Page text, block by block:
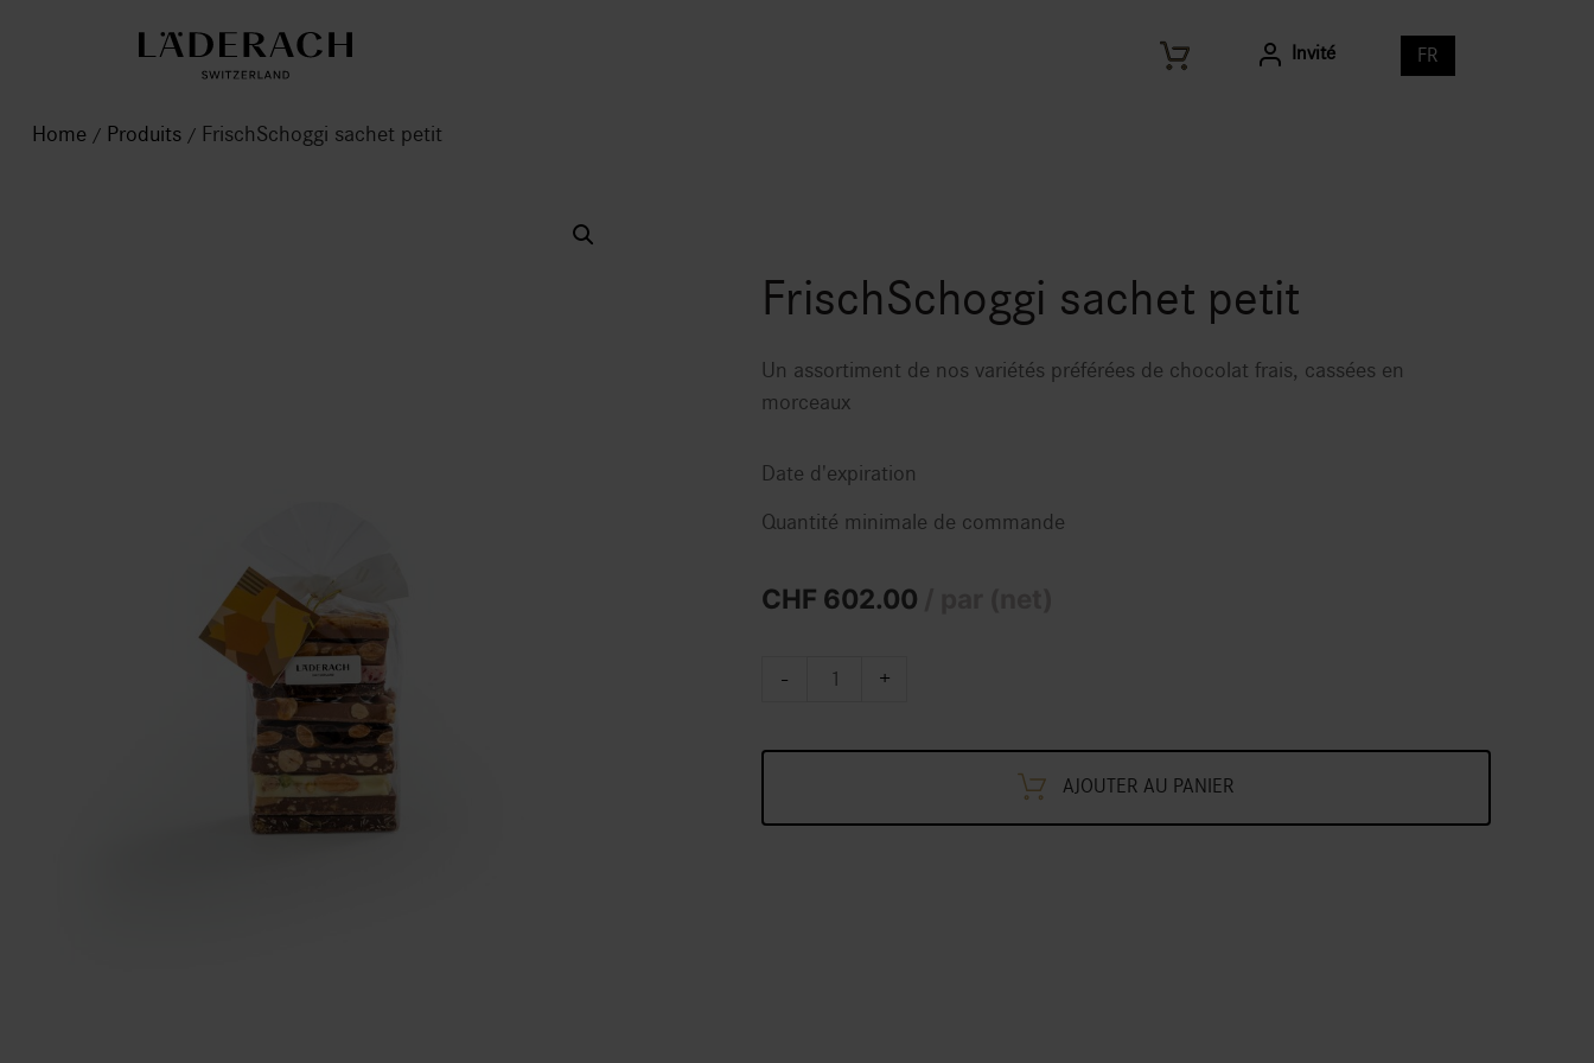
Invité FR
Home / Produits / FrischSchoggi sachet petit
FrischSchoggi sachet petit
Un assortiment de nos variétés préférées de chocolat frais, cassées en
morceaux
Date d'expiration
Quantité minimale de commande
CHF 602.00
-
FrischSchoggi+
AJOUTER AU PANIER